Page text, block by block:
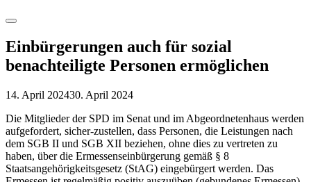
Menu
Einbürgerungen auch für sozial
benachteiligte Personen ermöglichen
14. April 202430. April 2024
Die Mitglieder der SPD im Senat und im Abgeordnetenhaus werden
aufgefordert, sicher-zustellen, dass Personen, die Leistungen nach
dem SGB II und SGB XII beziehen, ohne dies zu vertreten zu
haben, über die Ermessenseinbürgerung gemäß § 8
Staatsangehörigkeitsgesetz (StAG) eingebürgert werden. Das